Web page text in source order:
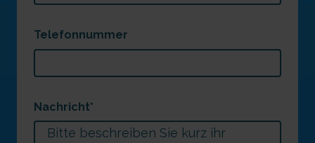
Telefonnummer
Nachricht*